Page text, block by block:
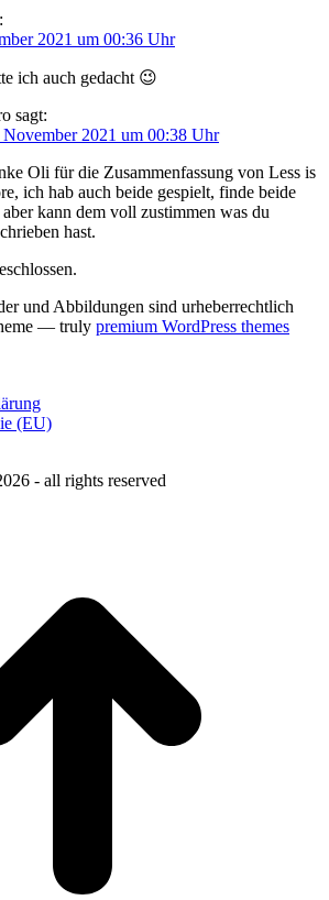
2021 um 00:36 Uhr
ich auch gedacht 😉
sagt:
November 2021 um 00:38 Uhr
Oli für die Zusammenfassung von Less is
ich hab auch beide gespielt, finde beide
aber kann dem voll zustimmen was du
hast.
und Abbildungen sind urheberrechtlich
— truly premium WordPress themes
(EU)
- all rights reserved